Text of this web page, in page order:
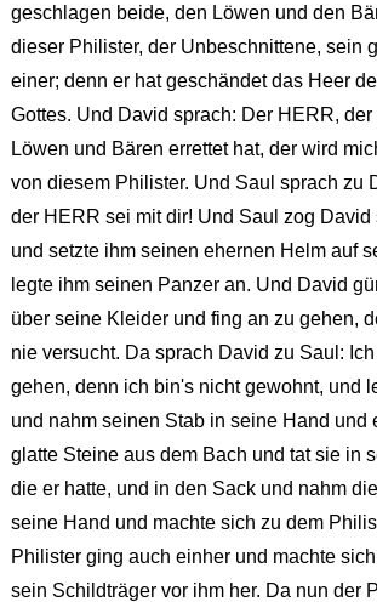
geschlagen beide, den Löwen und den
dieser Philister, der Unbeschnittene, sein
einer; denn er hat geschändet das Heer
Gottes. Und David sprach: Der HERR,
Löwen und Bären errettet hat, der wird
von diesem Philister. Und Saul sprach zu
der HERR sei mit dir! Und Saul zog
und setzte ihm seinen ehernen Helm auf
legte ihm seinen Panzer an. Und David
über seine Kleider und fing an zu gehen,
nie versucht. Da sprach David zu Saul:
gehen, denn ich bin's nicht gewohnt, und
und nahm seinen Stab in seine Hand und
glatte Steine aus dem Bach und tat sie in
die er hatte, und in den Sack und nahm
seine Hand und machte sich zu dem
Philister ging auch einher und machte
sein Schildträger vor ihm her. Da nun der